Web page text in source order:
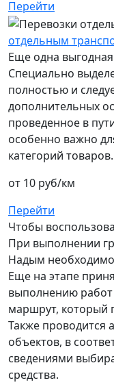
Перейти
отдельным
Еще одна
Специально
полностью и
дополнительных
проведенное в
особенно важно
категорий товаров.
от 10 руб/км
Перейти
Чтобы
При выполнении
Надым
Еще на этапе
выполнению
маршрут, который
Также проводится
объектов, в
сведениями
средства.